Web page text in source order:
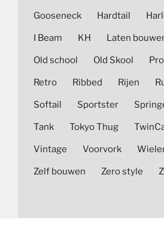
Gooseneck Hardtail
I Beam KH Laten
Old school Old Skool
Retro Ribbed Rijen
Softail Sportster
Tank Tokyo Thug
Vintage Voorvork
Zelf bouwen Zero style